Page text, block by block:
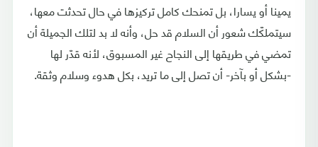
يمينا أو يسارا، بل تمنحك كامل تركيزها في حال تحدثت معها،
سيتملكّك شعور أن السلام قد حل، وأنه لا بد لتلك الجميلة أن
تمضي في طريقها إلى النجاح غير المسبوق، لأنه قدّر لها
-بشكل أو بآخر- أن تصل إلى ما تريد، بكل هدوء وسلام وثقة.